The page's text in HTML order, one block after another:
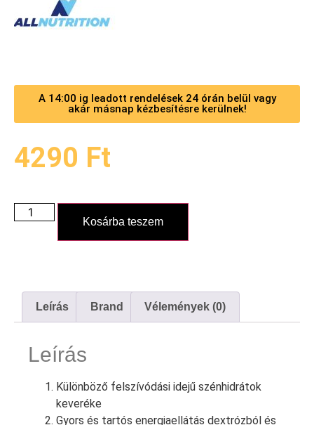
A 14:00 ig leadott rendelések 24 órán belül vagy
akár másnap kézbesítésre kerülnek!
4290 Ft
Kosárba teszem
Leírás Brand Vélemények (0)
Leírás
Különböző felszívódási idejű szénhidrátok
keveréke
Gyors és tartós energiaellátás dextrózból és